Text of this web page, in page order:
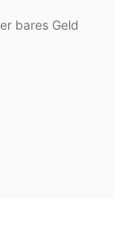
bares Geld